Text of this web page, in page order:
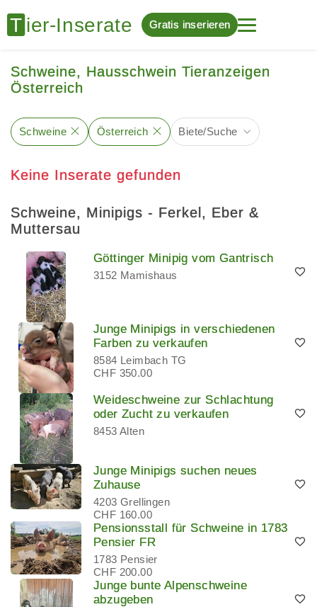
Gratis inserieren
Schweine, Hausschwein Tieranzeigen
Österreich
Schweine Österreich Biete/Suche
Keine Inserate gefunden
Schweine, Minipigs - Ferkel, Eber &
Muttersau
Göttinger Minipig vom Gantrisch
3152 Mamishaus
Junge Minipigs in verschiedenen
Farben zu verkaufen
8584 Leimbach TG
CHF 350.00
Weideschweine zur Schlachtung
oder Zucht zu verkaufen
8453 Alten
Junge Minipigs suchen neues
Zuhause
4203 Grellingen
CHF 160.00
Pensionsstall für Schweine in 1783
Pensier FR
1783 Pensier
CHF 200.00
Junge bunte Alpenschweine
abzugeben